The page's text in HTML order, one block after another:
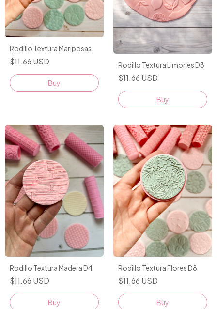
Rodillo Textura Mariposas
$11.66 USD Rodillo Textura Limones D3
$11.66 USD
Rodillo Textura Madera D4
$11.66 USD
Rodillo Textura Flores D8
$11.66 USD